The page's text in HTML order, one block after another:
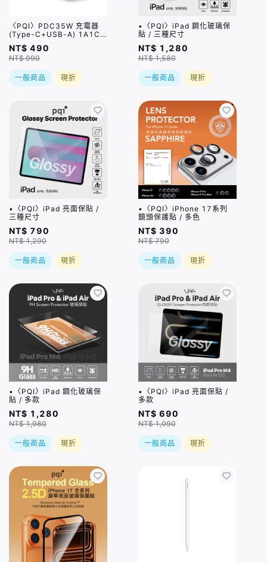
〈PQI〉PDC35W 充電器
(Type-C+USB-A) 1A1C
雙孔
NT$ 490
NT$ 990
一般商品 現折
•〈PQI〉iPad 鋼化玻璃保
貼 / 三種尺寸
NT$ 1,280
NT$ 1,580
一般商品 現折
•〈PQI〉iPad 亮面保貼 /
三種尺寸
NT$ 790
NT$ 1,290
一般商品 現折
•〈PQI〉iPhone 17系列
鏡頭保護貼 / 多色
NT$ 390
NT$ 790
一般商品 現折
•〈PQI〉iPad 鋼化玻璃保
貼 / 多款
NT$ 1,280
NT$ 1,980
一般商品 現折
•〈PQI〉iPad 亮面保貼 /
多款
NT$ 690
NT$ 1,090
一般商品 現折